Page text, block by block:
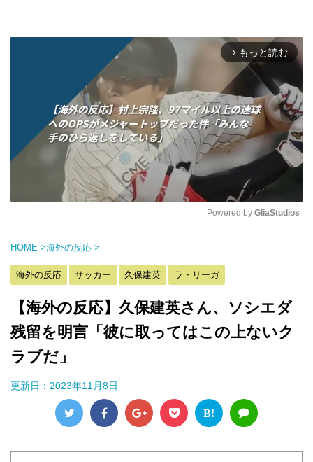
arrow_forward_ios もっと読む
Powered by GliaStudios
HOME >海外の反応 >
海外の反応 サッカー 久保建英 ラ・リーガ
【海外の反応】久保建英さん、ソシエダ
残留を明言「彼に取ってはこの上ないク
ラブだ」
更新日： 2023年11月8日
B!